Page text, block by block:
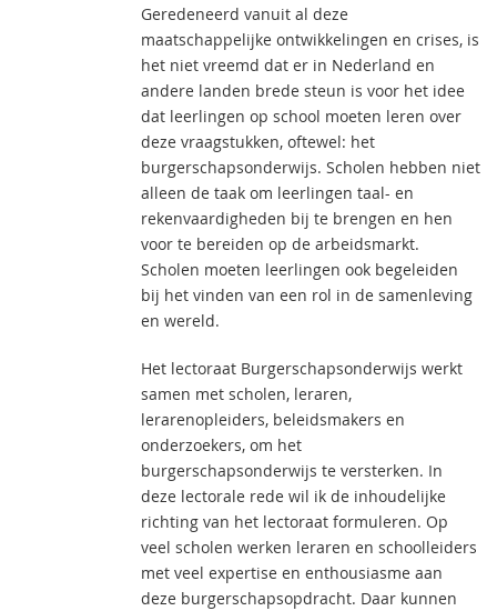
Geredeneerd vanuit al deze
maatschappelijke ontwikkelingen en crises, is
het niet vreemd dat er in Nederland en
andere landen brede steun is voor het idee
dat leerlingen op school moeten leren over
deze vraagstukken, oftewel: het
burgerschapsonderwijs. Scholen hebben niet
alleen de taak om leerlingen taal- en
rekenvaardigheden bij te brengen en hen
voor te bereiden op de arbeidsmarkt.
Scholen moeten leerlingen ook begeleiden
bij het vinden van een rol in de samenleving
en wereld.
Het lectoraat Burgerschapsonderwijs werkt
samen met scholen, leraren,
lerarenopleiders, beleidsmakers en
onderzoekers, om het
burgerschapsonderwijs te versterken. In
deze lectorale rede wil ik de inhoudelijke
richting van het lectoraat formuleren. Op
veel scholen werken leraren en schoolleiders
met veel expertise en enthousiasme aan
deze burgerschapsopdracht. Daar kunnen